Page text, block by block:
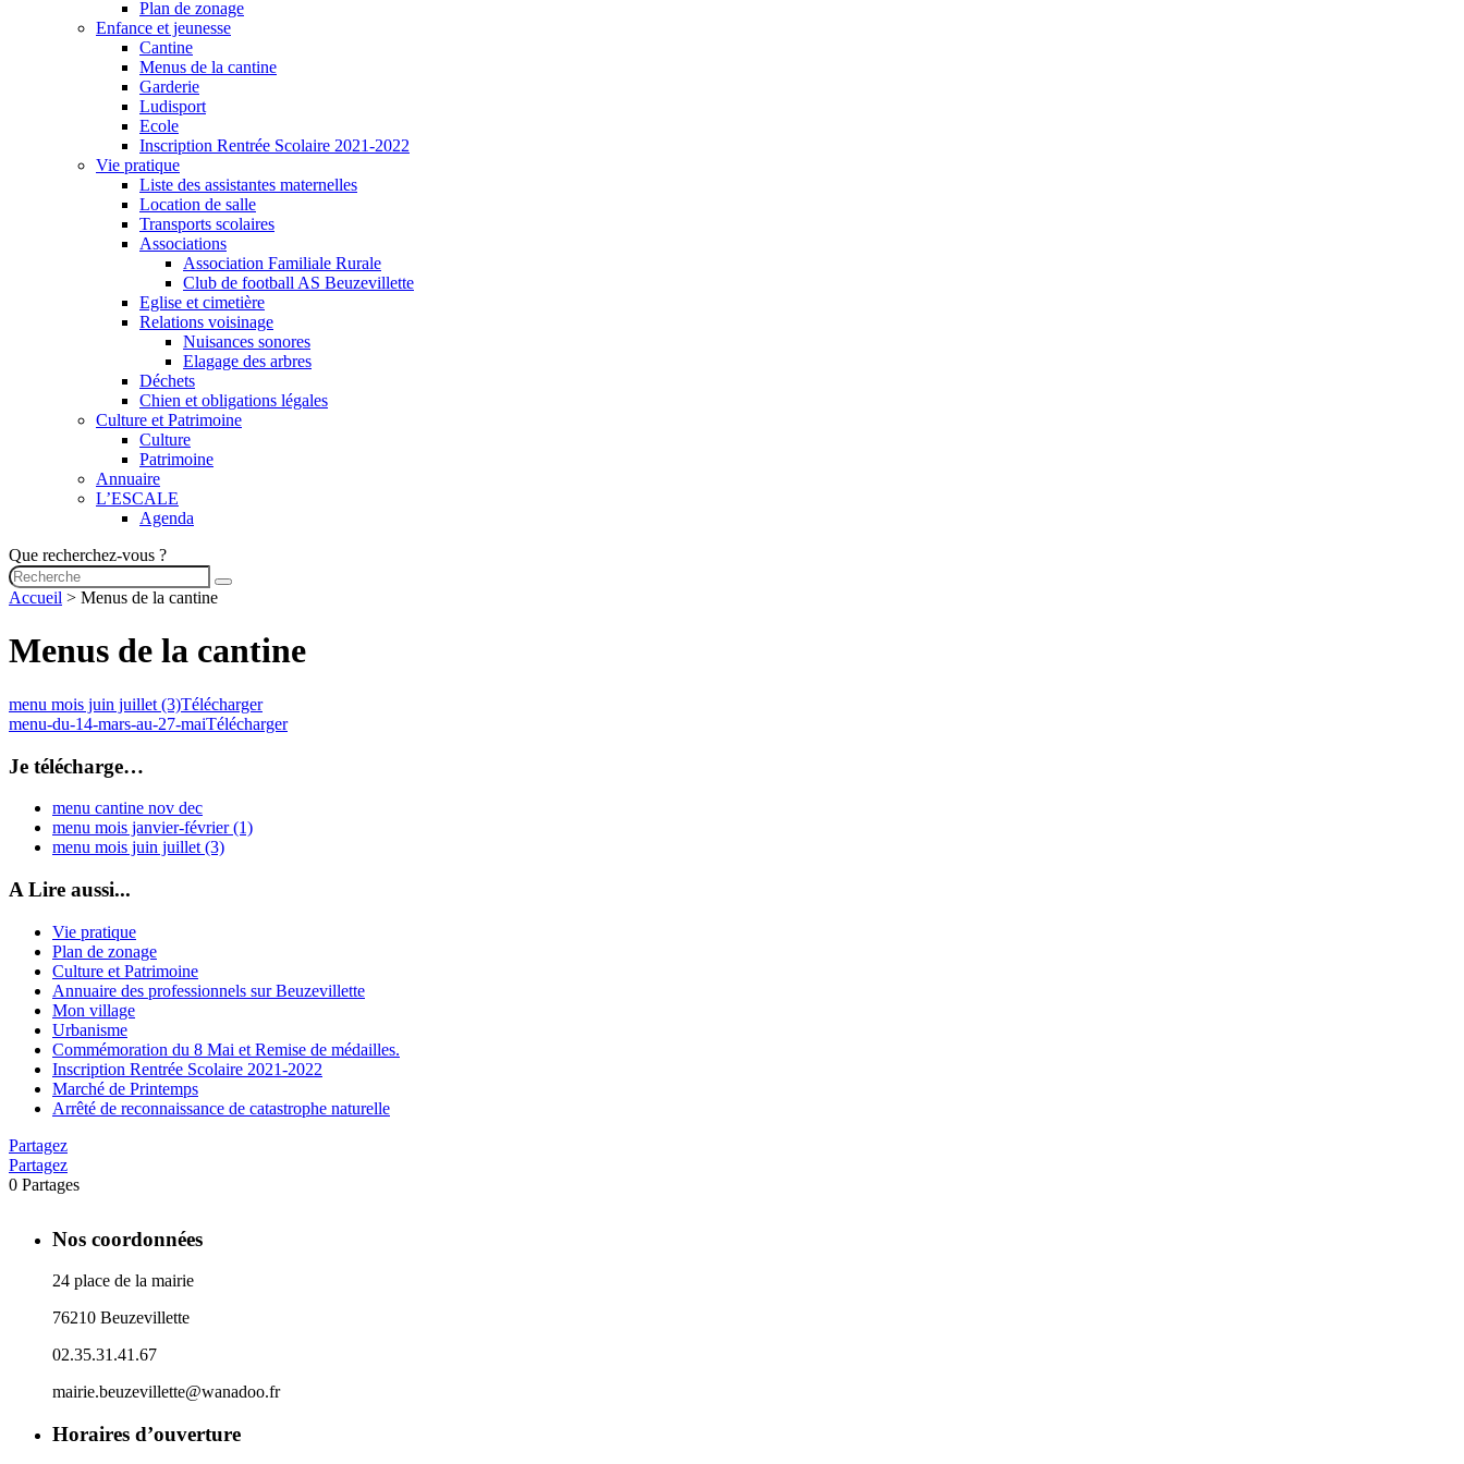
Plan de zonage
Enfance et jeunesse
Cantine
Menus de la cantine
Garderie
Ludisport
Ecole
Inscription Rentrée Scolaire 2021-2022
Vie pratique
Liste des assistantes maternelles
Location de salle
Transports scolaires
Associations
Association Familiale Rurale
Club de football AS Beuzevillette
Eglise et cimetière
Relations voisinage
Nuisances sonores
Elagage des arbres
Déchets
Chien et obligations légales
Culture et Patrimoine
Culture
Patrimoine
Annuaire
L’ESCALE
Agenda
Que recherchez-vous ?
Accueil > Menus de la cantine
Menus de la cantine
menu mois juin juillet (3)Télécharger
menu-du-14-mars-au-27-maiTélécharger
Je télécharge…
menu cantine nov dec
menu mois janvier-février (1)
menu mois juin juillet (3)
A Lire aussi...
Vie pratique
Plan de zonage
Culture et Patrimoine
Annuaire des professionnels sur Beuzevillette
Mon village
Urbanisme
Commémoration du 8 Mai et Remise de médailles.
Inscription Rentrée Scolaire 2021-2022
Marché de Printemps
Arrêté de reconnaissance de catastrophe naturelle
Partagez
Partagez
0 Partages
Nos coordonnées
24 place de la mairie
76210 Beuzevillette
02.35.31.41.67
mairie.beuzevillette@wanadoo.fr
Horaires d’ouverture